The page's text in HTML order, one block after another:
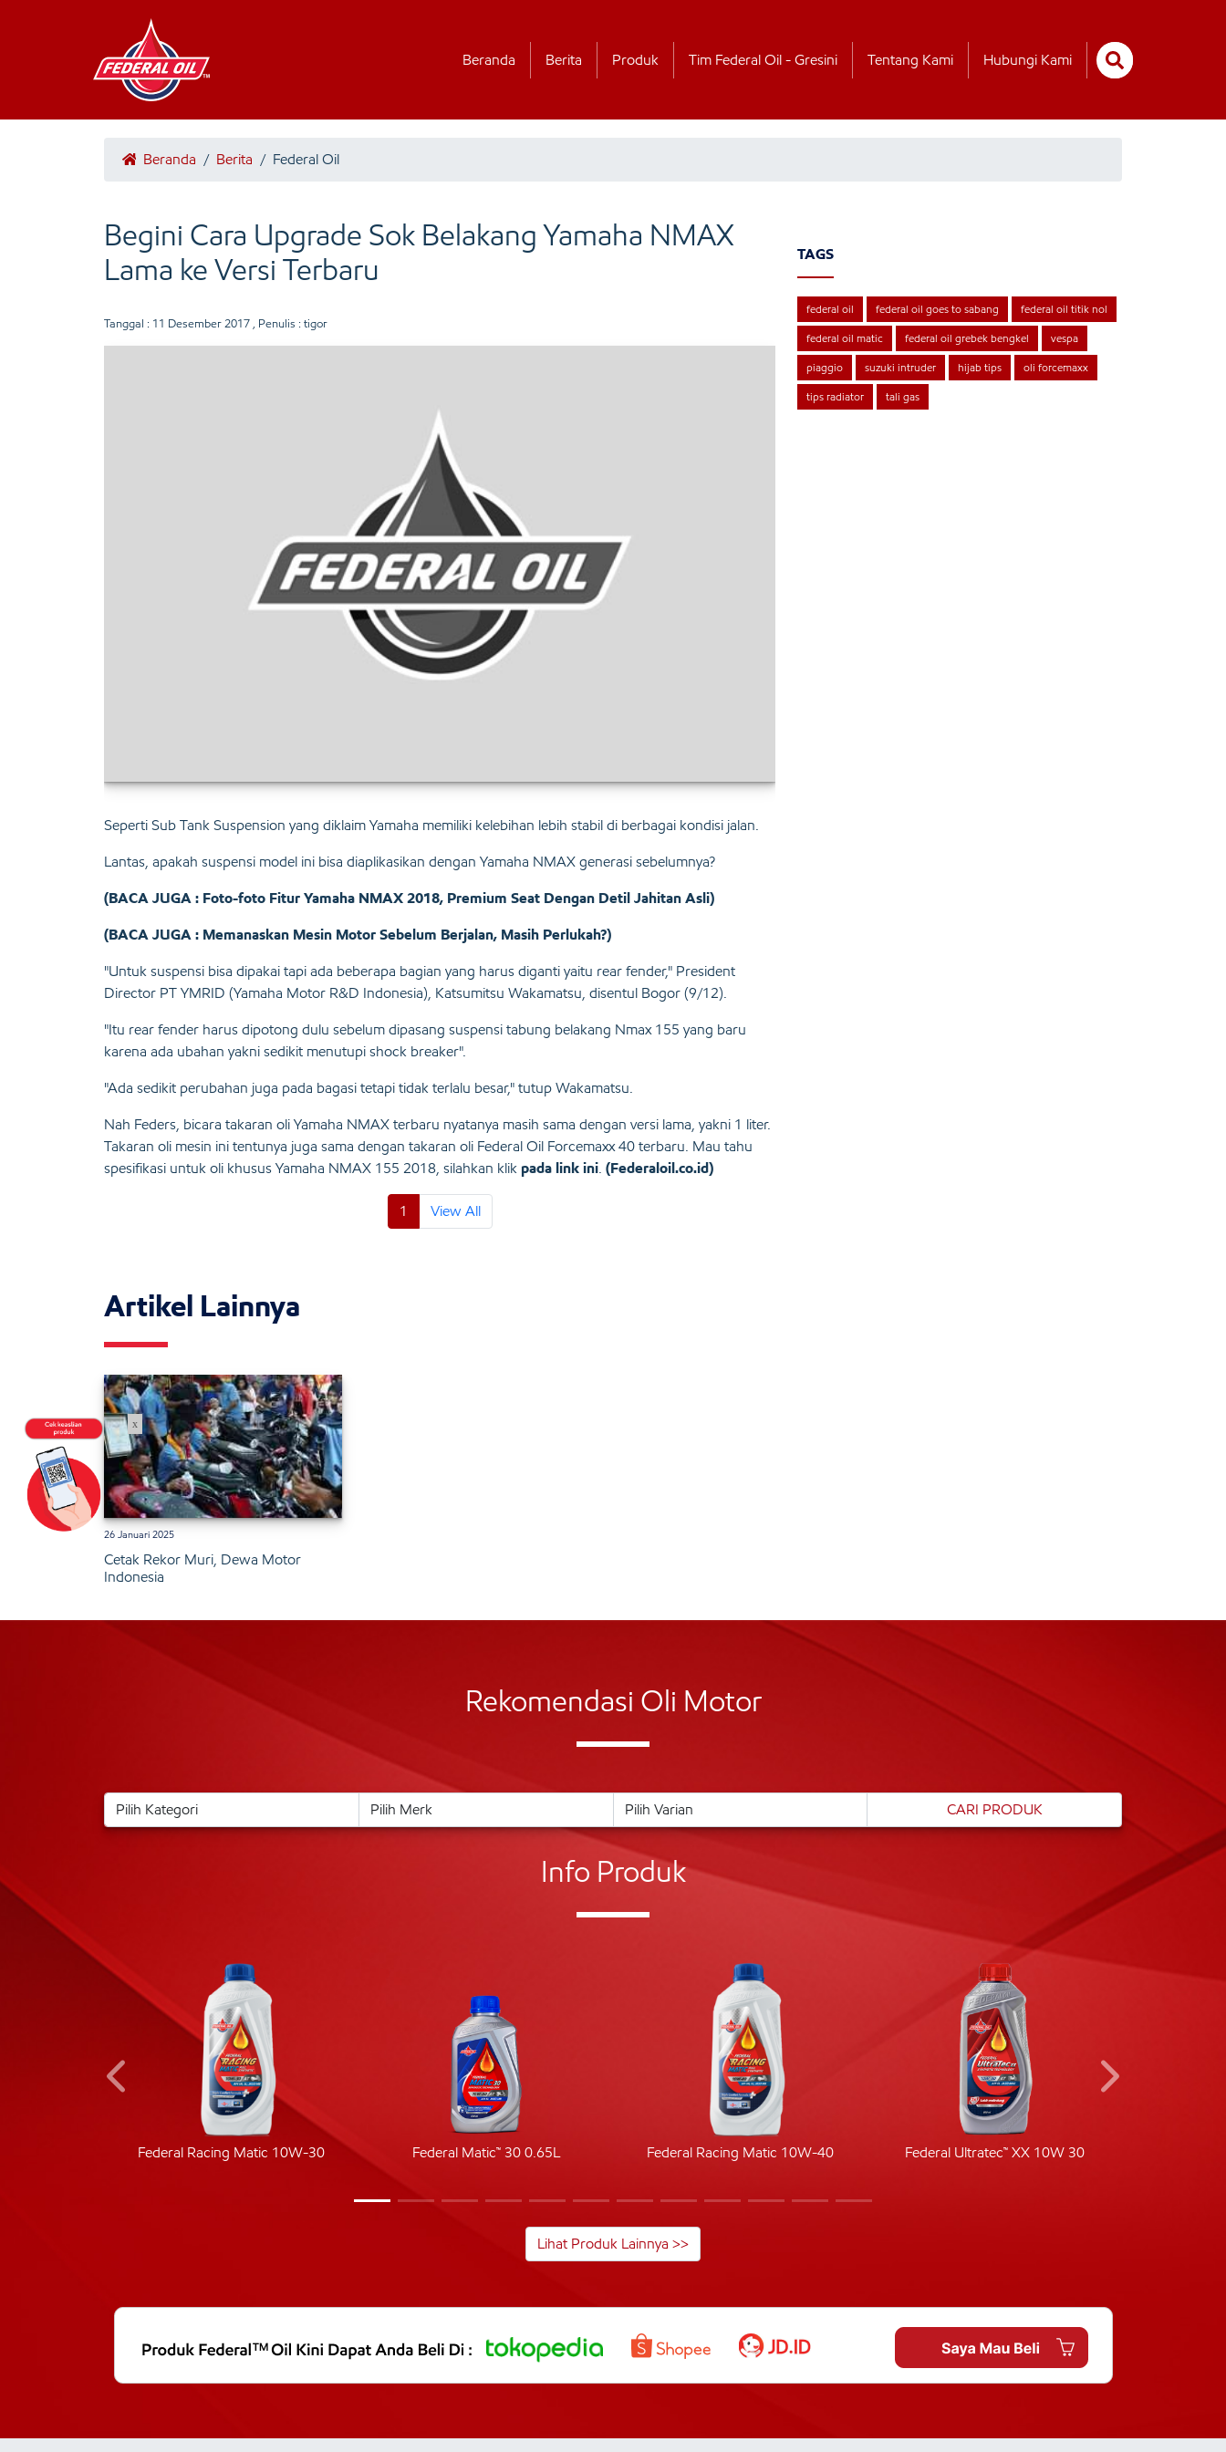
Beranda Berita Produk Tim Federal Oil - Gresini Tentang Kami Hubungi Kami
Beranda / Berita / Federal Oil
Begini Cara Upgrade Sok Belakang Yamaha NMAX
Lama ke Versi Terbaru
Tanggal : 11 Desember 2017 , Penulis : tigor
Seperti Sub Tank Suspension yang diklaim Yamaha memiliki kelebihan lebih stabil di berbagai kondisi jalan.
Lantas, apakah suspensi model ini bisa diaplikasikan dengan Yamaha NMAX generasi sebelumnya?
(BACA JUGA : Foto-foto Fitur Yamaha NMAX 2018, Premium Seat Dengan Detil Jahitan Asli)
(BACA JUGA : Memanaskan Mesin Motor Sebelum Berjalan, Masih Perlukah?)
"Untuk suspensi bisa dipakai tapi ada beberapa bagian yang harus diganti yaitu rear fender," President
Director PT YMRID (Yamaha Motor R&D Indonesia), Katsumitsu Wakamatsu, disentul Bogor (9/12).
"Itu rear fender harus dipotong dulu sebelum dipasang suspensi tabung belakang Nmax 155 yang baru
karena ada ubahan yakni sedikit menutupi shock breaker".
"Ada sedikit perubahan juga pada bagasi tetapi tidak terlalu besar," tutup Wakamatsu.
Nah Feders, bicara takaran oli Yamaha NMAX terbaru nyatanya masih sama dengan versi lama, yakni 1 liter.
Takaran oli mesin ini tentunya juga sama dengan takaran oli Federal Oil Forcemaxx 40 terbaru. Mau tahu
spesifikasi untuk oli khusus Yamaha NMAX 155 2018, silahkan klik pada link ini. (Federaloil.co.id)
1 View All
TAGS
federal oil federal oil goes to sabang federal oil titik nol
federal oil matic federal oil grebek bengkel vespa
piaggio suzuki intruder hijab tips oli forcemaxx
tips radiator tali gas
Artikel Lainnya
26 Januari 2025
Cetak Rekor Muri, Dewa Motor
Indonesia
Rekomendasi Oli Motor
Info Produk
Federal Racing Matic 10W-30 Federal Matic™ 30 0.65L Federal Racing Matic 10W-40 Federal Ultratec™ XX 10W 30
Lihat Produk Lainnya >>
x